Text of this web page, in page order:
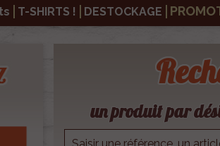
T-SHIRTS ! DESTOCKAGE
un produit par